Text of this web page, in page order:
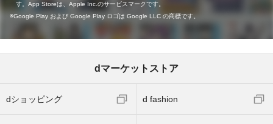
す。App Storeは、Apple Inc.のサービスマークです。
Google Play および Google Play ロゴは Google LLC の商標です。
dマーケットストア
dショッピング d fashion